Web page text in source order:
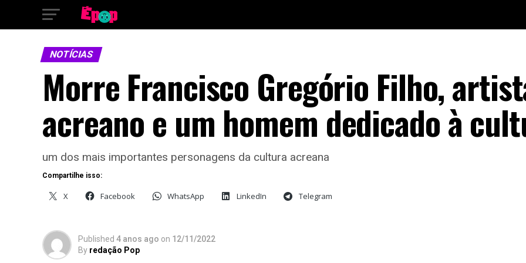
NOTÍCIAS
Morre Francisco Gregório Filho,
acreano e um homem dedicado à
um dos mais importantes personagens da cultura acreana
Compartilhe isso:
X Facebook WhatsApp LinkedIn Telegram
Published 4 anos ago on 12/11/2022
By redação Pop